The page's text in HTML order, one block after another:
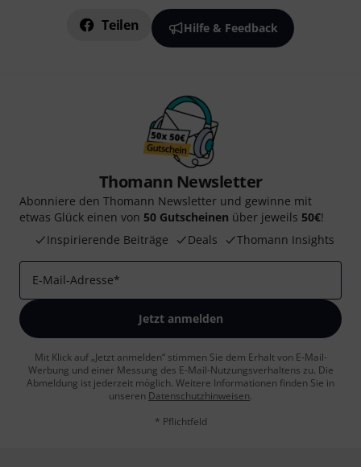
Teilen Hilfe & Feedback
Thomann Newsletter
Abonniere den Thomann Newsletter und gewinne mit
etwas Glück einen von 50 Gutscheinen über jeweils 50€!
Inspirierende Beiträge
Deals Thomann Insights
E-Mail-Adresse*
Jetzt anmelden
Mit Klick auf „Jetzt anmelden“ stimmen Sie dem Erhalt von E-Mail-
Werbung und einer Messung des E-Mail-Nutzungsverhaltens zu. Die
Abmeldung ist jederzeit möglich. Weitere Informationen finden Sie in
unseren Datenschutzhinweisen.
* Pflichtfeld